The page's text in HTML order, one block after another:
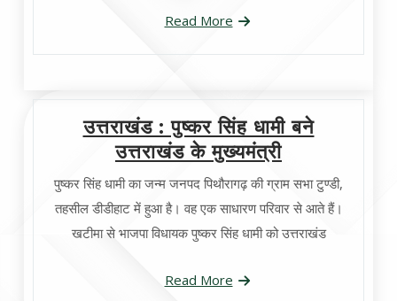
Read More
उत्तराखंड : पुष्कर सिंह धामी बने
उत्तराखंड के मुख्यमंत्री
पुष्कर सिंह धामी का जन्म जनपद पिथौरागढ़ की ग्राम सभा टुण्डी,
तहसील डीडीहाट में हुआ है। वह एक साधारण परिवार से आते हैं।
खटीमा से भाजपा विधायक पुष्कर सिंह धामी को उत्तराखंड
Read More